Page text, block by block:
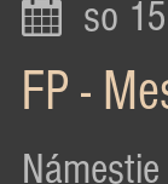
so
FP -
Námestie